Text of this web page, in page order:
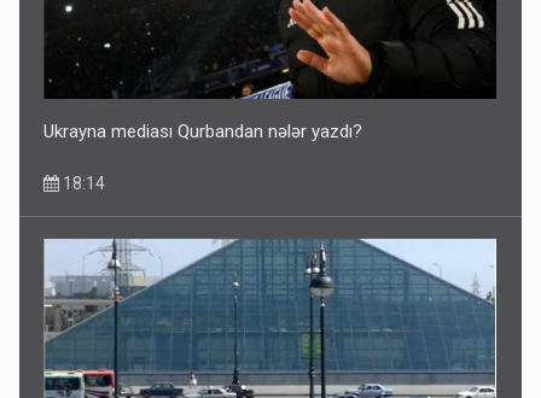
ŞOK! David Seliverstov ölkədən qaçdı
Ukrayna mediası Qurbandan nələr yazdı?
18:14